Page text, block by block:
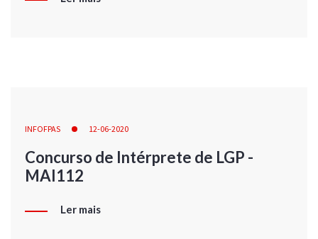
INFOFPAS 12-06-2020
Concurso de Intérprete de LGP -
MAI112
Ler mais